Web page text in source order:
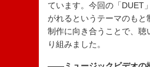
ています。今回の「DUET
がれるというテーマのも
制作に向き合うことで、聴
り組みました。